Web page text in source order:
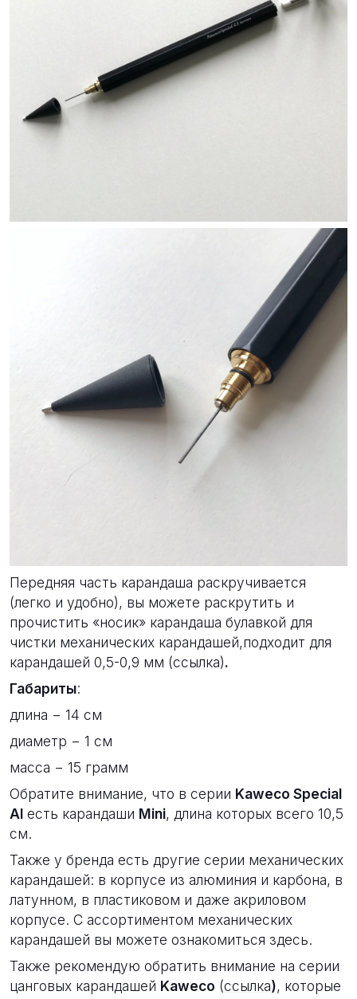
Передняя часть карандаша раскручивается
(легко и удобно), вы можете раскрутить и
прочистить «носик» карандаша булавкой для
чистки механических карандашей,подходит для
карандашей 0,5-0,9 мм (ссылка).
Габариты:
длина − 14 см
диаметр − 1 см
масса − 15 грамм
Обратите внимание, что в серии Kaweco Special
Al есть карандаши Mini, длина которых всего 10,5
см.
Также у бренда есть другие серии механических
карандашей: в корпусе из алюминия и карбона, в
латунном, в пластиковом и даже акриловом
корпусе. С ассортиментом механических
карандашей вы можете ознакомиться здесь.
Также рекомендую обратить внимание на серии
цанговых карандашей Kaweco (ссылка), которые